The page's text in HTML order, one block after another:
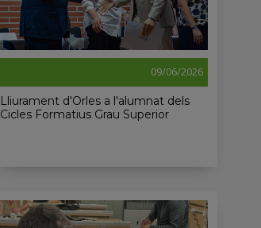
09/06/2026
Lliurament d'Orles a l'alumnat dels
Cicles Formatius Grau Superior